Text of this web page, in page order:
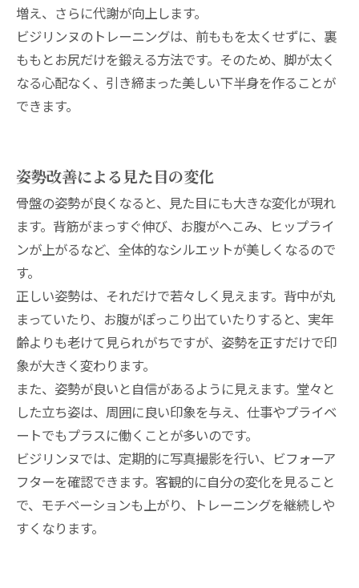
増え、さらに代謝が向上します。
ビジリンヌのトレーニングは、前ももを太くせずに、裏
ももとお尻だけを鍛える方法です。そのため、脚が太く
なる心配なく、引き締まった美しい下半身を作ることが
できます。
姿勢改善による見た目の変化
骨盤の姿勢が良くなると、見た目にも大きな変化が現れ
ます。背筋がまっすぐ伸び、お腹がへこみ、ヒップライ
ンが上がるなど、全体的なシルエットが美しくなるので
す。
正しい姿勢は、それだけで若々しく見えます。背中が丸
まっていたり、お腹がぽっこり出ていたりすると、実年
齢よりも老けて見られがちですが、姿勢を正すだけで印
象が大きく変わります。
また、姿勢が良いと自信があるように見えます。堂々と
した立ち姿は、周囲に良い印象を与え、仕事やプライベ
ートでもプラスに働くことが多いのです。
ビジリンヌでは、定期的に写真撮影を行い、ビフォーア
フターを確認できます。客観的に自分の変化を見ること
で、モチベーションも上がり、トレーニングを継続しや
すくなります。